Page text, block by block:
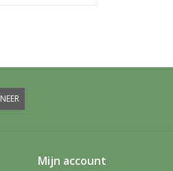
Mijn account